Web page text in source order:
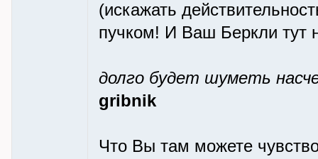
(искажать
пучком! И Ваш Беркли тут
долго будет шуметь
gribnik
Что Вы там можете